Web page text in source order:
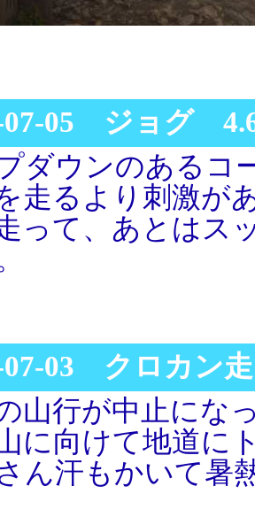
07-05 ジョグ
ダウンのあるコ
走るより刺激が
って、あとはス
07-03 クロカン
山行が中止にな
に向けて地道に
ん汗もかいて暑